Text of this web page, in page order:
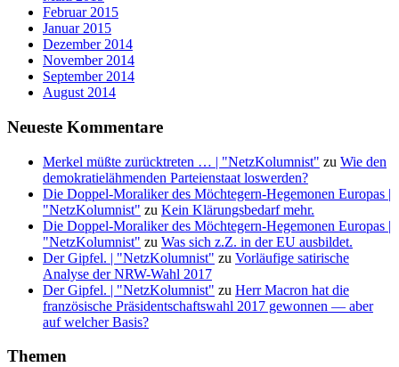
Februar 2015
Januar 2015
Dezember 2014
November 2014
September 2014
August 2014
Neueste Kommentare
Merkel müßte zurücktreten … | "NetzKolumnist" zu Wie den
demokratielähmenden Parteienstaat loswerden?
Die Doppel-Moraliker des Möchtegern-Hegemonen Europas |
"NetzKolumnist" zu Kein Klärungsbedarf mehr.
Die Doppel-Moraliker des Möchtegern-Hegemonen Europas |
"NetzKolumnist" zu Was sich z.Z. in der EU ausbildet.
Der Gipfel. | "NetzKolumnist" zu Vorläufige satirische
Analyse der NRW-Wahl 2017
Der Gipfel. | "NetzKolumnist" zu Herr Macron hat die
französische Präsidentschaftswahl 2017 gewonnen — aber
auf welcher Basis?
Themen